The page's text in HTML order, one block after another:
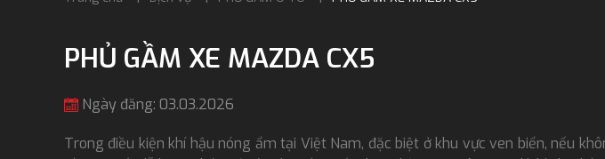
PHỦ GẦM XE MAZDA CX5
Ngày đăng: 03.03.2026
Trong điều kiện khí hậu nóng ẩm tại Việt Nam, đặc biệt ở khu vực ven biển, nếu